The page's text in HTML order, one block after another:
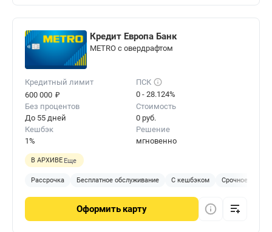
Кредит Европа Банк
METRO с овердрафтом
Кредитный лимит
600 000 ₽
ПСК
0 - 28.124%
Без процентов
До 55 дней
Стоимость
0 руб.
Кешбэк
1%
Решение
мгновенно
В АРХИВЕ Еще
Рассрочка Бесплатное обслуживание С кешбэком Срочное
Оформить карту